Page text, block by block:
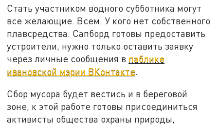
Стать участником водного субботника могут
все желающие. Всем. У кого нет собственного
плавсредства. Сапборд готовы предоставить
устроители, нужно только оставить заявку
через личные сообщения в паблике
ивановской мэрии ВКонтакте.
Сбор мусора будет вестись и в береговой
зоне, к этой работе готовы присоединиться
активисты общества охраны природы,